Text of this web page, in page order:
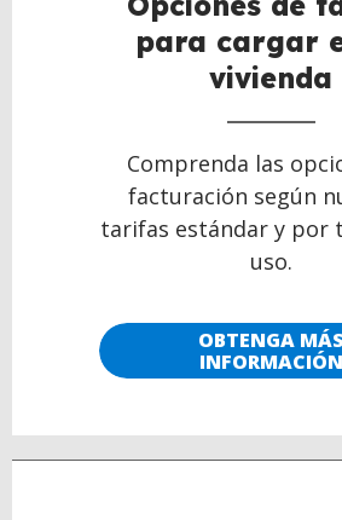
para cargar
vivienda
Comprenda las
facturación según
tarifas estándar y por
uso.
OBTENGA MÁS
INFORMACIÓN